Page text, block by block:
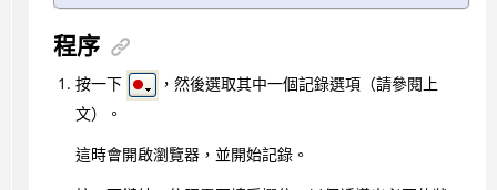
程序
按一下
，然後選取其中一個記錄選項（請參閱上
文）。
這時會開啟瀏覽器，並開始記錄。